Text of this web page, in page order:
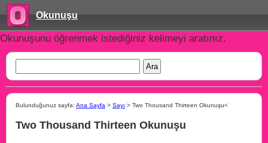
Okunuşu
Okunuşunu öğrenmek istediğiniz kelimeyi aratınız.
Bulunduğunuz sayfa: Ana Sayfa > Sayı > Two Thousand Thirteen Okunuşu<
Two Thousand Thirteen Okunuşu